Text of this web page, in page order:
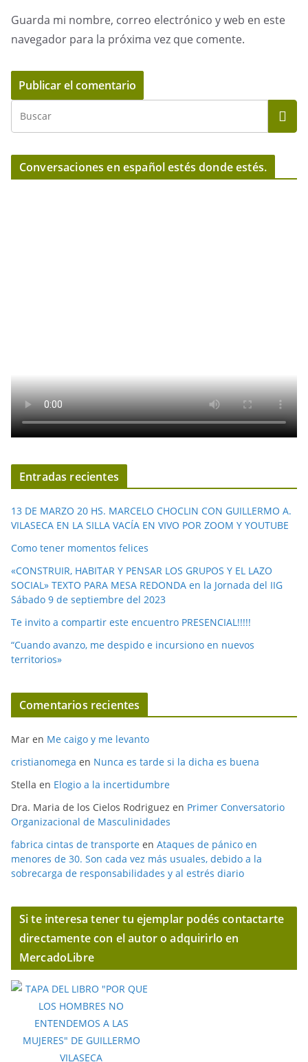
Guarda mi nombre, correo electrónico y web en este
navegador para la próxima vez que comente.
Conversaciones en español estés donde estés.
Entradas recientes
13 DE MARZO 20 HS. MARCELO CHOCLIN CON GUILLERMO A.
VILASECA EN LA SILLA VACÍA EN VIVO POR ZOOM Y YOUTUBE
Como tener momentos felices
«CONSTRUIR, HABITAR Y PENSAR LOS GRUPOS Y EL LAZO
SOCIAL» TEXTO PARA MESA REDONDA en la Jornada del IIG
Sábado 9 de septiembre del 2023
Te invito a compartir este encuentro PRESENCIAL!!!!!
“Cuando avanzo, me despido e incursiono en nuevos
territorios»
Comentarios recientes
Mar en Me caigo y me levanto
cristianomega en Nunca es tarde si la dicha es buena
Stella en Elogio a la incertidumbre
Dra. Maria de los Cielos Rodriguez en Primer Conversatorio
Organizacional de Masculinidades
fabrica cintas de transporte en Ataques de pánico en
menores de 30. Son cada vez más usuales, debido a la
sobrecarga de responsabilidades y al estrés diario
Si te interesa tener tu ejemplar podés contactarte
directamente con el autor o adquirirlo en
MercadoLibre